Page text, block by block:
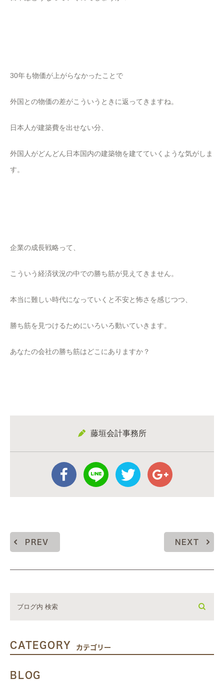
30年も物価が上がらなかったことで
外国との物価の差がこういうときに返ってきますね。
日本人が建築費を出せない分、
外国人がどんどん日本国内の建築物を建てていくような気がしま
す。
企業の成長戦略って、
こういう経済状況の中での勝ち筋が見えてきません。
本当に難しい時代になっていくと不安と怖さを感じつつ、
勝ち筋を見つけるためにいろいろ動いていきます。
あなたの会社の勝ち筋はどこにありますか？
藤垣会計事務所
PREV NEXT
CATEGORY カテゴリー
BLOG